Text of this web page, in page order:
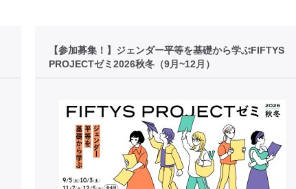
【参加募集！】ジェンダー平等を基礎から学ぶFIFTYS
PROJECTゼミ2026秋冬（9月~12月）